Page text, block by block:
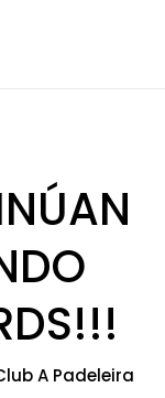
A Padeleira